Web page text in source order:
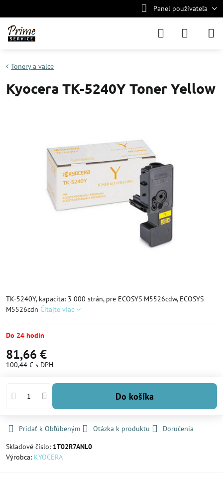
Panel používateľa
Tonery a valce
Kyocera TK-5240Y Toner Yellow
TK-5240Y, kapacita: 3 000 strán, pre ECOSYS M5526cdw, ECOSYS
M5526cdn Čítajte viac
Do 24 hodín
81,66 €
100,44 € s DPH
Do košíka
Pridať k Obľúbeným Otázka k produktu
Doručenia
Skladové číslo: 1T02R7ANL0
Výrobca: KYOCERA